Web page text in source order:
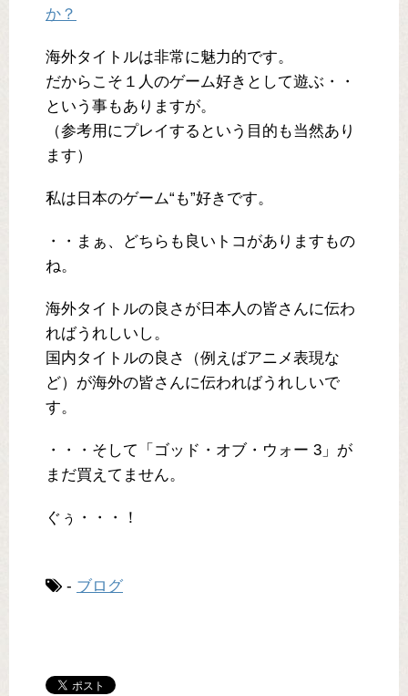
か？
海外タイトルは非常に魅力的です。
だからこそ１人のゲーム好きとして遊ぶ・・
という事もありますが。
（参考用にプレイするという目的も当然あり
ます）
私は日本のゲーム“も”好きです。
・・まぁ、どちらも良いトコがありますもの
ね。
海外タイトルの良さが日本人の皆さんに伝わ
ればうれしいし。
国内タイトルの良さ（例えばアニメ表現な
ど）が海外の皆さんに伝わればうれしいで
す。
・・・そして「ゴッド・オブ・ウォー 3」が
まだ買えてません。
ぐぅ・・・！
- ブログ